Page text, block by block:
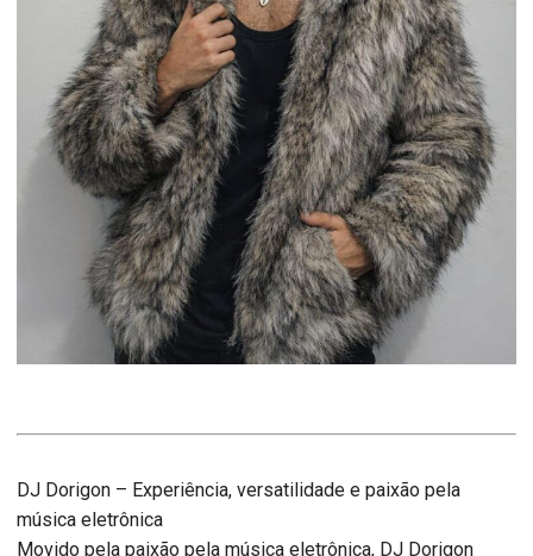
DJ Dorigon – Experiência, versatilidade e paixão pela
música eletrônica
Movido pela paixão pela música eletrônica, DJ Dorigon